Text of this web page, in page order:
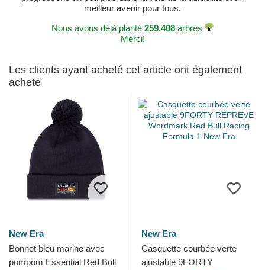
meilleur avenir pour tous.
Nous avons déjà planté 259.408 arbres
Merci!
Les clients ayant acheté cet article ont également
acheté
New Era
Bonnet bleu marine avec
pompom Essential Red Bull
New Era
Casquette courbée verte
ajustable 9FORTY